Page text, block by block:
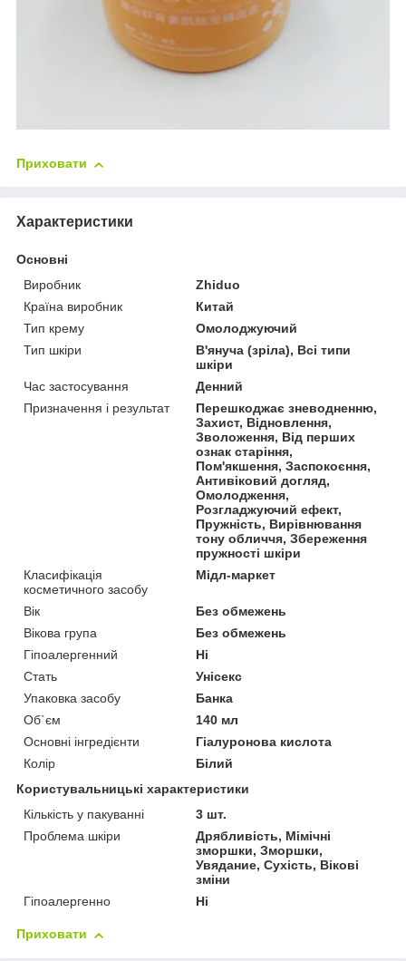
Приховати
Характеристики
Основні
Виробник
Zhiduo
Країна виробник
Китай
Тип крему
Омолоджуючий
Тип шкіри
В'януча (зріла), Всі типи
шкіри
Час застосування
Денний
Призначення і результат
Перешкоджає зневодненню,
Захист, Відновлення,
Зволоження, Від перших
ознак старіння,
Пом'якшення, Заспокоєння,
Антивіковий догляд,
Омолодження,
Розгладжуючий ефект,
Пружність, Вирівнювання
тону обличчя, Збереження
пружності шкіри
Класифікація
косметичного засобу
Мідл-маркет
Вік
Без обмежень
Вікова група
Без обмежень
Гіпоалергенний
Ні
Стать
Унісекс
Упаковка засобу
Банка
Об`єм
140 мл
Основні інгредієнти
Гіалуронова кислота
Колір
Білий
Користувальницькі характеристики
Кількість у пакуванні
3 шт.
Проблема шкіри
Дрябливість, Мімічні
зморшки, Зморшки,
Увядание, Сухість, Вікові
зміни
Гіпоалергенно
Ні
Приховати